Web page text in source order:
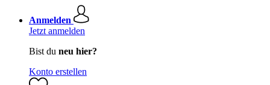
Anmelden
Jetzt anmelden
Bist du neu hier?
Konto erstellen